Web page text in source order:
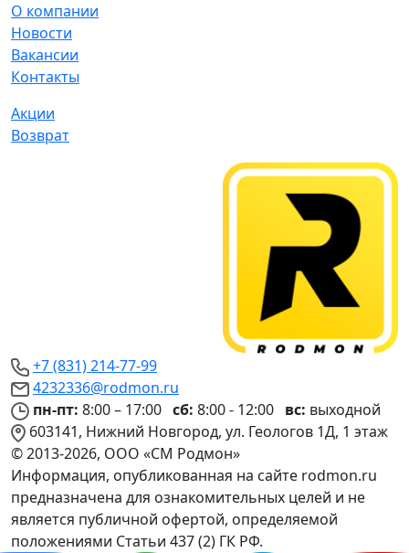
О компании
Новости
Вакансии
Контакты
Акции
Возврат
+7 (831) 214-77-99
4232336@rodmon.ru
пн-пт: 8:00 – 17:00 сб: 8:00 - 12:00 вс: выходной
603141, Нижний Новгород, ул. Геологов 1Д, 1 этаж
© 2013-2026, ООО «СМ Родмон»
Информация, опубликованная на сайте rodmon.ru
предназначена для ознакомительных целей и не
является публичной офертой, определяемой
положениями Статьи 437 (2) ГК РФ.